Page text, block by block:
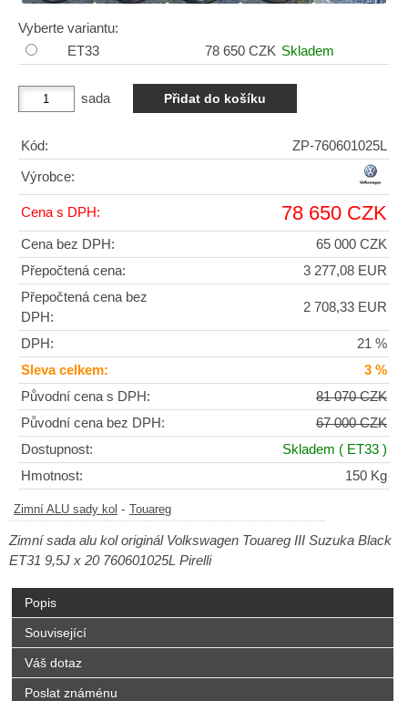
Vyberte variantu:
ET33
78 650 CZK Skladem
sada
Kód: ZP-760601025L
Výrobce:
Cena s DPH: 78 650 CZK
Cena bez DPH:
65 000 CZK
Přepočtená cena:
3 277,08 EUR
Přepočtená cena bez
DPH:
2 708,33 EUR
DPH:
21 %
Sleva celkem:
3 %
Původní cena s DPH:
81 070 CZK
Původní cena bez DPH:
67 000 CZK
Dostupnost:
Skladem ( ET33 )
Hmotnost:
150 Kg
Zimní ALU sady kol - Touareg
Zimní sada alu kol originál Volkswagen Touareg III Suzuka Black
ET31 9,5J x 20 760601025L Pirelli
Popis
Související
Váš dotaz
Poslat známénu